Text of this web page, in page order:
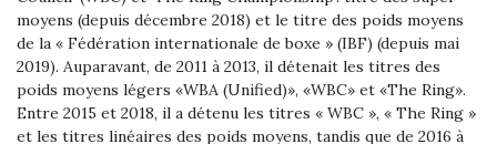
moyens (depuis décembre 2018) et le titre des poids moyens
de la « Fédération internationale de boxe » (IBF) (depuis mai
2019). Auparavant, de 2011 à 2013, il détenait les titres des
poids moyens légers «WBA (Unified)», «WBC» et «The Ring».
Entre 2015 et 2018, il a détenu les titres « WBC », « The Ring »
et les titres linéaires des poids moyens, tandis que de 2016 à